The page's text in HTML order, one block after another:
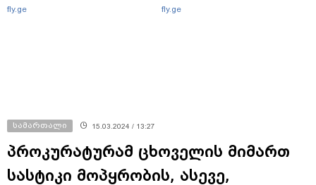
fly.ge fly.ge
სამართალი 15.03.2024 / 13:27
პროკურატურამ ცხოველის მიმართ
სასტიკი მოპყრობის, ასევე,